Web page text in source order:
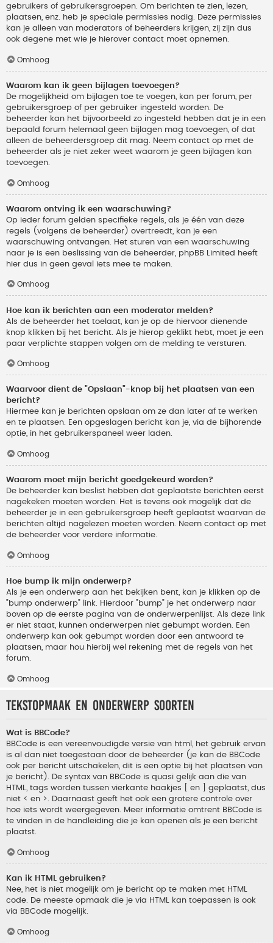
gebruikers of gebruikersgroepen. Om berichten te zien, lezen,
plaatsen, enz. heb je speciale permissies nodig. Deze permissies
kan je alleen van moderators of beheerders krijgen, zij zijn dus
ook degene met wie je hierover contact moet opnemen.
Omhoog
Waarom kan ik geen bijlagen toevoegen?
De mogelijkheid om bijlagen toe te voegen, kan per forum, per
gebruikersgroep of per gebruiker ingesteld worden. De
beheerder kan het bijvoorbeeld zo ingesteld hebben dat je in een
bepaald forum helemaal geen bijlagen mag toevoegen, of dat
alleen de beheerdersgroep dit mag. Neem contact op met de
beheerder als je niet zeker weet waarom je geen bijlagen kan
toevoegen.
Omhoog
Waarom ontving ik een waarschuwing?
Op ieder forum gelden specifieke regels, als je één van deze
regels (volgens de beheerder) overtreedt, kan je een
waarschuwing ontvangen. Het sturen van een waarschuwing
naar je is een beslissing van de beheerder, phpBB Limited heeft
hier dus in geen geval iets mee te maken.
Omhoog
Hoe kan ik berichten aan een moderator melden?
Als de beheerder het toelaat, kan je op de hiervoor dienende
knop klikken bij het bericht. Als je hierop geklikt hebt, moet je een
paar verplichte stappen volgen om de melding te versturen.
Omhoog
Waarvoor dient de "Opslaan"-knop bij het plaatsen van een
bericht?
Hiermee kan je berichten opslaan om ze dan later af te werken
en te plaatsen. Een opgeslagen bericht kan je, via de bijhorende
optie, in het gebruikerspaneel weer laden.
Omhoog
Waarom moet mijn bericht goedgekeurd worden?
De beheerder kan beslist hebben dat geplaatste berichten eerst
nagekeken moeten worden. Het is tevens ook mogelijk dat de
beheerder je in een gebruikersgroep heeft geplaatst waarvan de
berichten altijd nagelezen moeten worden. Neem contact op met
de beheerder voor verdere informatie.
Omhoog
Hoe bump ik mijn onderwerp?
Als je een onderwerp aan het bekijken bent, kan je klikken op de
"bump onderwerp" link. Hierdoor "bump" je het onderwerp naar
boven op de eerste pagina van de onderwerpenlijst. Als deze link
er niet staat, kunnen onderwerpen niet gebumpt worden. Een
onderwerp kan ook gebumpt worden door een antwoord te
plaatsen, maar hou hierbij wel rekening met de regels van het
forum.
Omhoog
Tekstopmaak en onderwerp soorten
Wat is BBCode?
BBCode is een vereenvoudigde versie van html, het gebruik ervan
is al dan niet toegestaan door de beheerder (je kan de BBCode
ook per bericht uitschakelen, dit is een optie bij het plaatsen van
je bericht). De syntax van BBCode is quasi gelijk aan die van
HTML, tags worden tussen vierkante haakjes [ en ] geplaatst, dus
niet < en >. Daarnaast geeft het ook een grotere controle over
hoe iets wordt weergegeven. Meer informatie omtrent BBCode is
te vinden in de handleiding die je kan openen als je een bericht
plaatst.
Omhoog
Kan ik HTML gebruiken?
Nee, het is niet mogelijk om je bericht op te maken met HTML
code. De meeste opmaak die je via HTML kan toepassen is ook
via BBCode mogelijk.
Omhoog